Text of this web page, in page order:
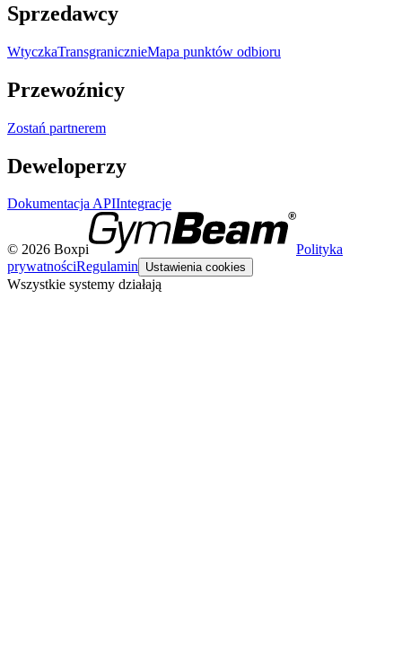
Sprzedawcy
WtyczkaTransgranicznieMapa punktów odbioru
Przewoźnicy
Zostań partnerem
Deweloperzy
Dokumentacja APIIntegracje
© 2026 Boxpi
Polityka
prywatnościRegulamin Ustawienia cookies
Wszystkie systemy działają